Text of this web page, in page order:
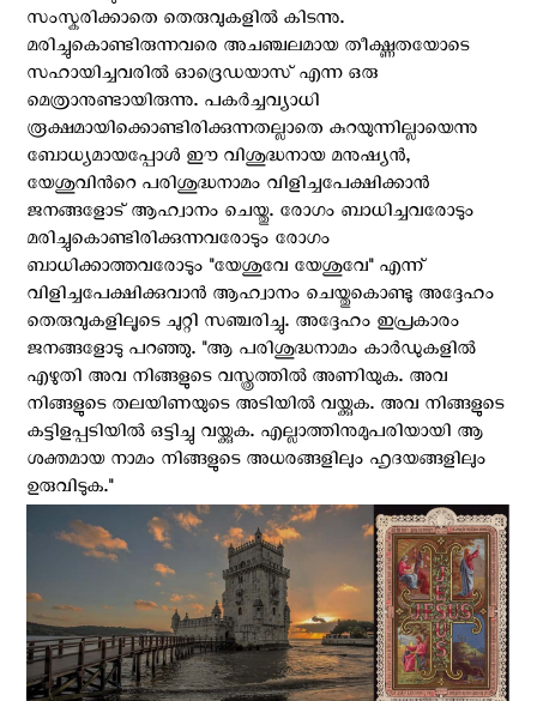
സംസ്കരിക്കാതെ തെരുവുകളിൽ കിടന്നു.
മരിച്ചുകൊണ്ടിരുന്നവരെ അചഞ്ചലമായ തീക്ഷ്ണതയോടെ
സഹായിച്ചവരില്‍ ഓദ്രെഡയാസ് എന്ന ഒരു
മെത്രാനുണ്ടായിരുന്നു. പകര്‍ച്ചവ്യാധി
രൂക്ഷമായിക്കൊണ്ടിരിക്കുന്നതല്ലാതെ കുറയുന്നില്ലായെന്നു
ബോധ്യമായപ്പോൾ ഈ വിശുദ്ധനായ മനുഷ്യന്‍,
യേശുവിന്‍റെ പരിശുദ്ധനാമം വിളിച്ചപേക്ഷിക്കാന്‍
ജനങ്ങളോട് ആഹ്വാനം ചെയ്തു. രോഗം ബാധിച്ചവരോടും
മരിച്ചുകൊണ്ടിരിക്കുന്നവരോടും രോഗം
ബാധിക്കാത്തവരോടും "യേശുവേ യേശുവേ" എന്ന്
വിളിച്ചപേക്ഷിക്കുവാന്‍ ആഹ്വാനം ചെയ്തുകൊണ്ടു അദ്ദേഹം
തെരുവുകളിലൂടെ ചുറ്റി സഞ്ചരിച്ചു. അദ്ദേഹം ഇപ്രകാരം
ജനങ്ങളോടു പറഞ്ഞു. "ആ പരിശുദ്ധനാമം കാര്‍ഡുകളില്‍
എഴുതി അവ നിങ്ങളുടെ വസ്ത്രത്തില്‍ അണിയുക. അവ
നിങ്ങളുടെ തലയിണയുടെ അടിയില്‍ വയ്ക്കുക. അവ നിങ്ങളുടെ
കട്ടിളപ്പടിയില്‍ ഒട്ടിച്ചു വയ്ക്കുക. എല്ലാത്തിനുമുപരിയായി ആ
ശക്തമായ നാമം നിങ്ങളുടെ അധരങ്ങളിലും ഹൃദയങ്ങളിലും
ഉരുവിടുക."